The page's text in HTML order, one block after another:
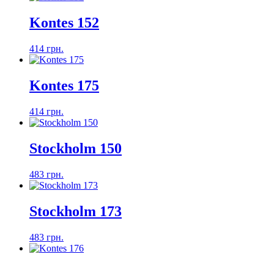
Kontes 152
414 грн.
Kontes 175
414 грн.
Stockholm 150
483 грн.
Stockholm 173
483 грн.